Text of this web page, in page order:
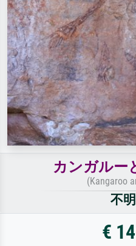
カンガルー
(Kangaroo
不
€